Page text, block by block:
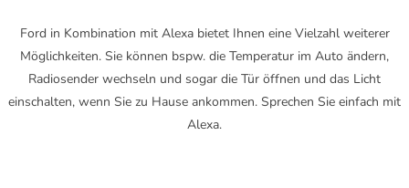
Ford in Kombination mit Alexa bietet Ihnen eine Vielzahl weiterer
Möglichkeiten. Sie können bspw. die Temperatur im Auto ändern,
Radiosender wechseln und sogar die Tür öffnen und das Licht
einschalten, wenn Sie zu Hause ankommen. Sprechen Sie einfach mit
Alexa.